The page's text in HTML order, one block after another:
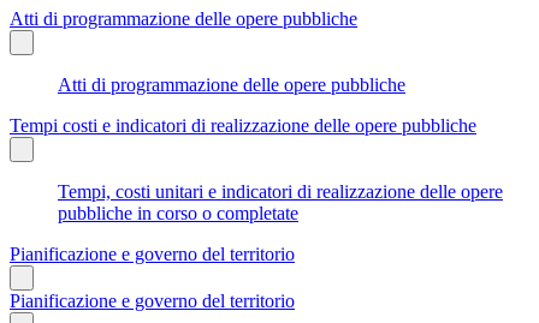
Atti di programmazione delle opere pubbliche
Atti di programmazione delle opere pubbliche
Tempi costi e indicatori di realizzazione delle opere pubbliche
Tempi, costi unitari e indicatori di realizzazione delle opere
pubbliche in corso o completate
Pianificazione e governo del territorio
Pianificazione e governo del territorio